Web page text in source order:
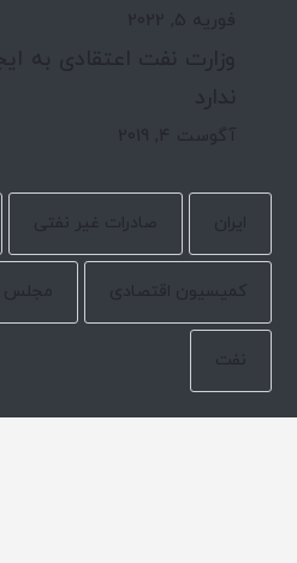
فوریه 5, 2022
وزارت نفت اعتقادی به
ندارد
آگوست 4, 2019
ایران صادرات غیر نفتی
کمیسیون اقتصادی مجلس
نفت